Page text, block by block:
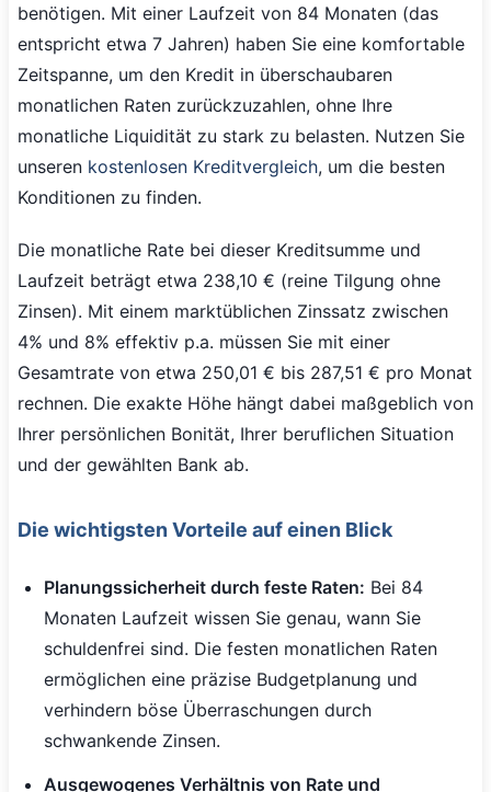
benötigen. Mit einer Laufzeit von 84 Monaten (das
entspricht etwa 7 Jahren) haben Sie eine komfortable
Zeitspanne, um den Kredit in überschaubaren
monatlichen Raten zurückzuzahlen, ohne Ihre
monatliche Liquidität zu stark zu belasten. Nutzen Sie
unseren kostenlosen Kreditvergleich, um die besten
Konditionen zu finden.
Die monatliche Rate bei dieser Kreditsumme und
Laufzeit beträgt etwa 238,10 € (reine Tilgung ohne
Zinsen). Mit einem marktüblichen Zinssatz zwischen
4% und 8% effektiv p.a. müssen Sie mit einer
Gesamtrate von etwa 250,01 € bis 287,51 € pro Monat
rechnen. Die exakte Höhe hängt dabei maßgeblich von
Ihrer persönlichen Bonität, Ihrer beruflichen Situation
und der gewählten Bank ab.
Die wichtigsten Vorteile auf einen Blick
Planungssicherheit durch feste Raten: Bei 84
Monaten Laufzeit wissen Sie genau, wann Sie
schuldenfrei sind. Die festen monatlichen Raten
ermöglichen eine präzise Budgetplanung und
verhindern böse Überraschungen durch
schwankende Zinsen.
Ausgewogenes Verhältnis von Rate und